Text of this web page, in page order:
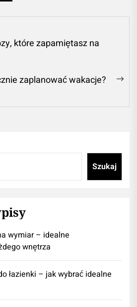
które zapamiętasz na
zaplanować wakacje?
Szukaj
wymiar – idealne
wnętrza
łazienki – jak wybrać idealne